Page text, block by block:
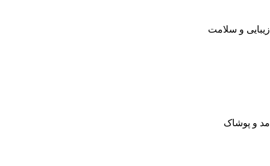
زیبایی و سلامت
مد و پوشاک